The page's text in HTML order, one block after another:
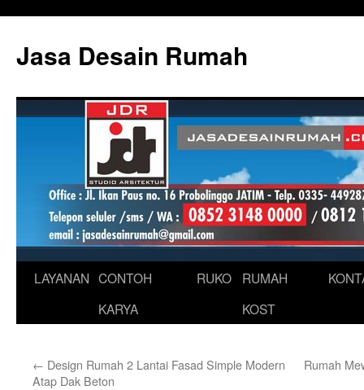
content
Jasa Desain Rumah
LAYANAN CONTOH
KARYA
RUKO
RUMAH
KOST
← Design Rumah 2 Lantai Fasad Simple Modern
Atap Dak Beton
Rumah